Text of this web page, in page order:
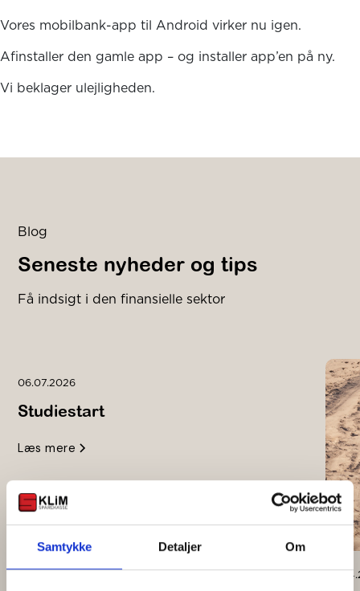
Samtykke Detaljer Om
Vores mobilbank-app til Android virker nu igen.
Afinstaller den gamle app – og installer app’en på ny.
Vi beklager ulejligheden.
Blog
Seneste nyheder og tips
Få indsigt i den finansielle sektor
06.07.2026
Studiestart
Læs mere